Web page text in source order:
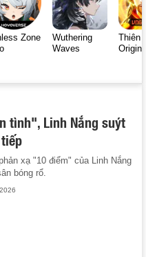
Zone
Wuthering
Waves
Thiên
Origin
tình", Linh Nắng suýt
xạ "10 điểm" của Linh Nắng
bóng rổ.